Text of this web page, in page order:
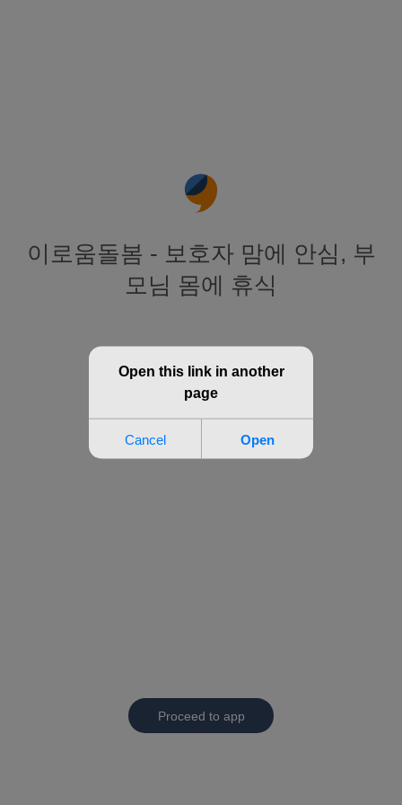
이로움돌봄 - 보호자 맘에 안심, 부
모님 몸에 휴식
Proceed to app